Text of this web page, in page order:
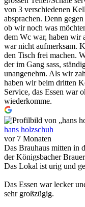
von 3 verschiedenen
absprachen. Denn
ob wir noch was
dem Wc war, haben wir
war nicht aufmerksam.
den Tisch frei machen.
der im Gang sass,
unangenehm. Als wir
haben wir beim dritten
Service, das Essen war
wiederkomme.
hans holzschuh
vor 7 Monaten
Das Brauhaus mitten in
der Königsbacher
Das Lokal ist urig und
Das Essen war lecker
sehr großzügig.